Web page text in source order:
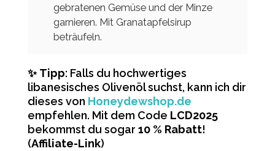
gebratenen Gemüse und der Minze
garnieren. Mit Granatapfelsirup
beträufeln.
✨Tipp: Falls du hochwertiges
libanesisches Olivenöl suchst, kann ich dir
dieses von Honeydewshop.de
empfehlen. Mit dem Code LCD2025
bekommst du sogar 10 % Rabatt!
(Affiliate-Link)